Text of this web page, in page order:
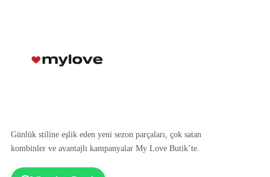
Günlük stiline eşlik eden yeni sezon parçaları, çok satan
kombinler ve avantajlı kampanyalar My Love Butik’te.